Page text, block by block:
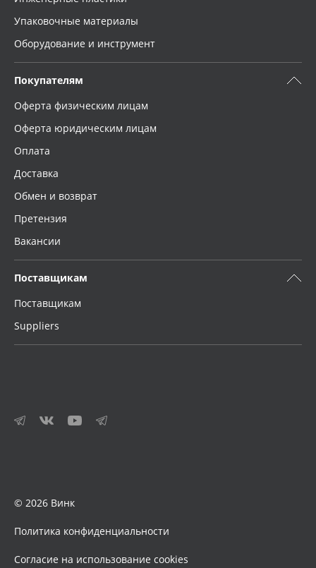
Упаковочные материалы
Оборудование и инструмент
Покупателям
Оферта физическим лицам
Оферта юридическим лицам
Оплата
Доставка
Обмен и возврат
Претензия
Вакансии
Поставщикам
Поставщикам
Suppliers
© 2026 Винк
Политика конфиденциальности
Согласие на использование cookies